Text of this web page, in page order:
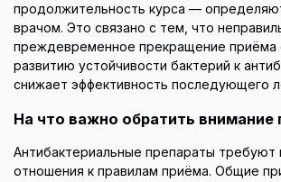
продолжительность курса —
врачом. Это связано с тем, что
преждевременное прекращение приёма
развитию устойчивости бактерий к
снижает эффективность последующего
На что важно обратить внимание
Антибактериальные препараты требуют
отношения к правилам приёма. Общие